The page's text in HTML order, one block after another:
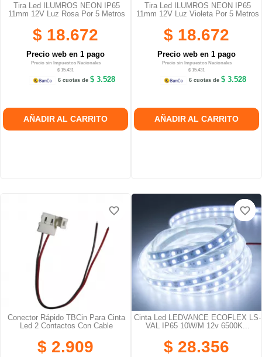
Tira Led ILUMROS NEON IP65
11mm 12V Luz Rosa Por 5 Metros
$ 18.672
Precio web en 1 pago
Precio sin Impuestos Nacionales
$ 15.431
6 cuotas de $ 3.528
AÑADIR AL CARRITO
Tira Led ILUMROS NEON IP65
11mm 12V Luz Violeta Por 5 Metros
$ 18.672
Precio web en 1 pago
Precio sin Impuestos Nacionales
$ 15.431
6 cuotas de $ 3.528
AÑADIR AL CARRITO
Conector Rápido TBCin Para Cinta
Led 2 Contactos Con Cable
$ 2.909
favorite_border
favorite_border
favorite_border
Cinta Led LEDVANCE ECOFLEX LS-
VAL IP65 10W/m 12v 6500K...
$ 28.356
favorite_border
favorite_border
favorite_border